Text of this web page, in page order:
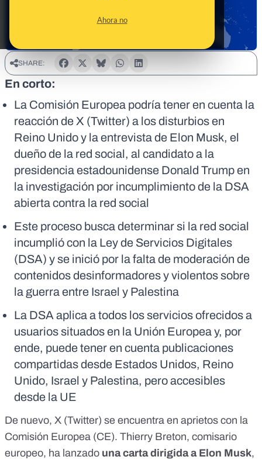
Ahora no
SHARE:
En corto:
La Comisión Europea podría tener en cuenta la
reacción de X (Twitter) a los disturbios en
Reino Unido y la entrevista de Elon Musk, el
dueño de la red social, al candidato a la
presidencia estadounidense Donald Trump en
la investigación por incumplimiento de la DSA
abierta contra la red social
Este proceso busca determinar si la red social
incumplió con la Ley de Servicios Digitales
(DSA) y se inició por la falta de moderación de
contenidos desinformadores y violentos sobre
la guerra entre Israel y Palestina
La DSA aplica a todos los servicios ofrecidos a
usuarios situados en la Unión Europea y, por
ende, puede tener en cuenta publicaciones
compartidas desde Estados Unidos, Reino
Unido, Israel y Palestina, pero accesibles
desde la UE
De nuevo, X (Twitter) se encuentra en aprietos con la
Comisión Europea (CE). Thierry Breton, comisario
europeo, ha lanzado una carta dirigida a Elon Musk,